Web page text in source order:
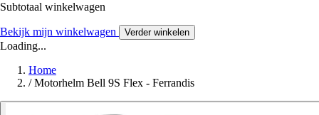
Subtotaal winkelwagen
Bekijk mijn winkelwagen Verder winkelen
Loading...
Home
/ Motorhelm Bell 9S Flex - Ferrandis